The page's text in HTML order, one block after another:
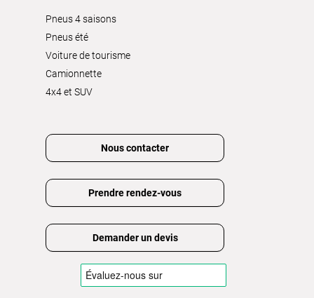
Pneus 4 saisons
Pneus été
Voiture de tourisme
Camionnette
4x4 et SUV
Nous contacter
Prendre rendez-vous
Demander un devis